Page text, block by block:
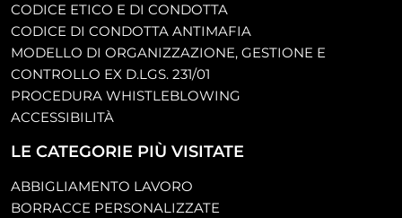
CODICE ETICO E DI CONDOTTA
CODICE DI CONDOTTA ANTIMAFIA
MODELLO DI ORGANIZZAZIONE, GESTIONE E
CONTROLLO EX D.LGS. 231/01
PROCEDURA WHISTLEBLOWING
ACCESSIBILITÀ
LE CATEGORIE PIÙ VISITATE
ABBIGLIAMENTO LAVORO
BORRACCE PERSONALIZZATE